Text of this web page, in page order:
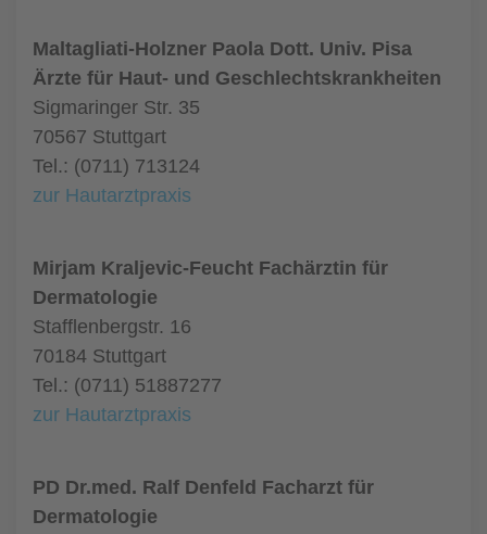
Maltagliati-Holzner Paola Dott. Univ. Pisa
Ärzte für Haut- und Geschlechtskrankheiten
Sigmaringer Str. 35
70567 Stuttgart
Tel.: (0711) 713124
zur Hautarztpraxis
Mirjam Kraljevic-Feucht Fachärztin für
Dermatologie
Stafflenbergstr. 16
70184 Stuttgart
Tel.: (0711) 51887277
zur Hautarztpraxis
PD Dr.med. Ralf Denfeld Facharzt für
Dermatologie